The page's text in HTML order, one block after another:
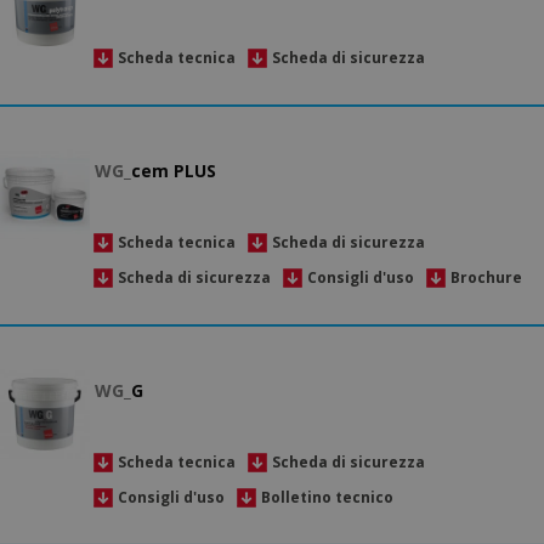
Scheda tecnica Scheda di sicurezza
WG_ cem PLUS
Scheda tecnica
Scheda di sicurezza
Scheda di sicurezza
Consigli d'uso Brochure
WG_ G
Scheda tecnica
Scheda di sicurezza
Consigli d'uso
Bolletino tecnico